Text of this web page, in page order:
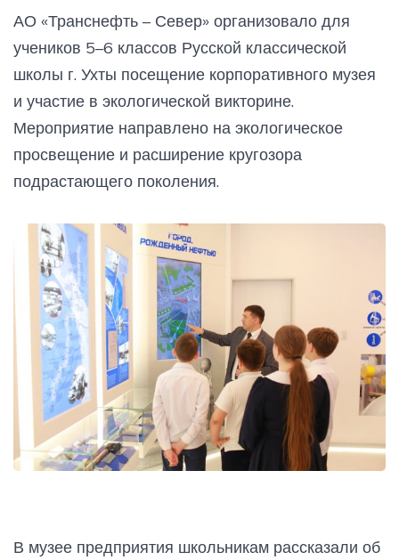
АО «Транснефть – Север» организовало для
учеников 5–6 классов Русской классической
школы г. Ухты посещение корпоративного музея
и участие в экологической викторине.
Мероприятие направлено на экологическое
просвещение и расширение кругозора
подрастающего поколения.
В музее предприятия школьникам рассказали об